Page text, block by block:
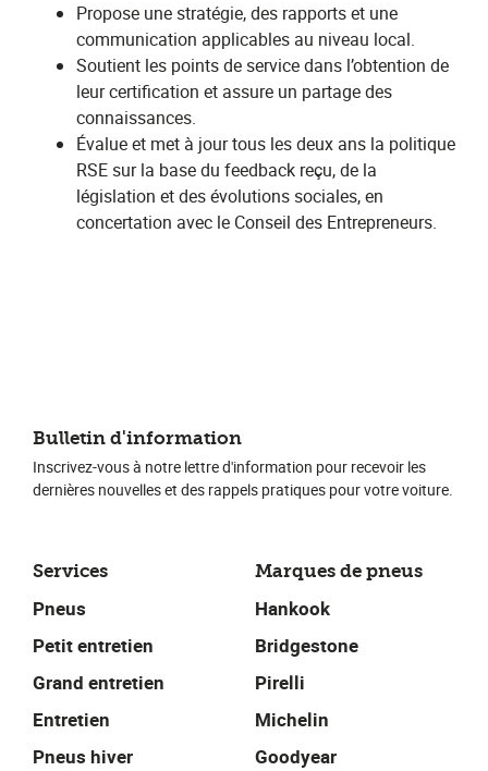
Propose une stratégie, des rapports et une
communication applicables au niveau local.
Soutient les points de service dans l’obtention de
leur certification et assure un partage des
connaissances.
Évalue et met à jour tous les deux ans la politique
RSE sur la base du feedback reçu, de la
législation et des évolutions sociales, en
concertation avec le Conseil des Entrepreneurs.
Services
Pneus
Petit entretien
Grand entretien
Entretien
Pneus hiver
Marques de pneus
Hankook
Bridgestone
Pirelli
Michelin
Goodyear
Bulletin d'information
Inscrivez-vous à notre lettre d'information pour recevoir les
dernières nouvelles et des rappels pratiques pour votre voiture.